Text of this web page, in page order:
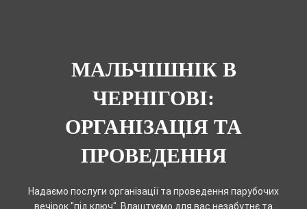
МАЛЬЧІШНІК В
ЧЕРНІГОВІ:
ОРГАНІЗАЦІЯ ТА
ПРОВЕДЕННЯ
Надаємо послуги організації та проведення парубочих
вечірок "під ключ". Влаштуємо для вас незабутнє та